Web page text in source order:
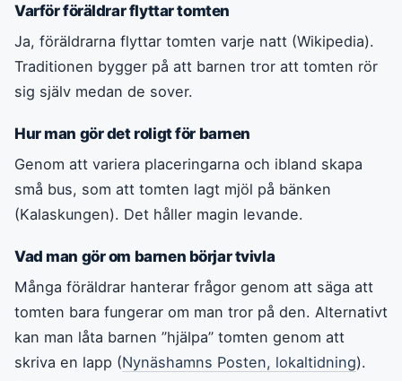
Varför föräldrar flyttar tomten
Ja, föräldrarna flyttar tomten varje natt (Wikipedia).
Traditionen bygger på att barnen tror att tomten rör
sig själv medan de sover.
Hur man gör det roligt för barnen
Genom att variera placeringarna och ibland skapa
små bus, som att tomten lagt mjöl på bänken
(Kalaskungen). Det håller magin levande.
Vad man gör om barnen börjar tvivla
Många föräldrar hanterar frågor genom att säga att
tomten bara fungerar om man tror på den. Alternativt
kan man låta barnen ”hjälpa” tomten genom att
skriva en lapp (Nynäshamns Posten, lokaltidning).